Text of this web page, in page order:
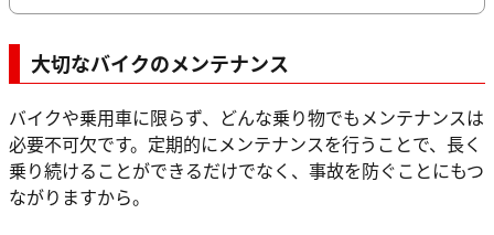
大切なバイクのメンテナンス
バイクや乗用車に限らず、どんな乗り物でもメンテナンスは
必要不可欠です。定期的にメンテナンスを行うことで、長く
乗り続けることができるだけでなく、事故を防ぐことにもつ
ながりますから。